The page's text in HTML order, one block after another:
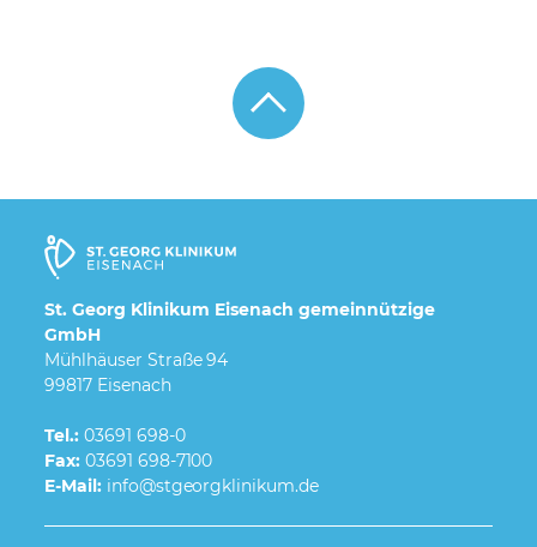
St. Georg Klinikum Eisenach gemeinnützige
GmbH
Mühlhäuser Straße 94
99817 Eisenach
Tel.: 03691 698-0
Fax: 03691 698-7100
E-Mail: